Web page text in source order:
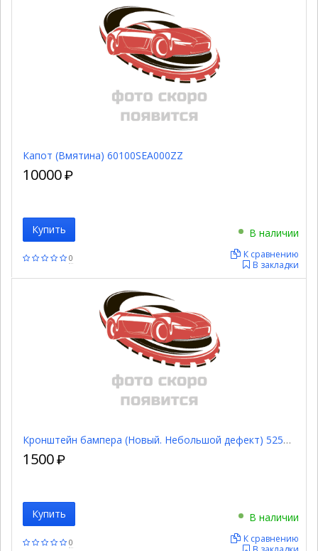
Капот (Вмятина) 60100SEA000ZZ
0
10000₽
В наличии
В закладки
К сравнению
Купить
Кронштейн бампера (Новый. Небольшой дефект) 5257548040
0
1500₽
В наличии
К сравнению
Купить